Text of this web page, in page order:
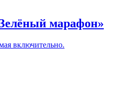
марафон»
включительно.